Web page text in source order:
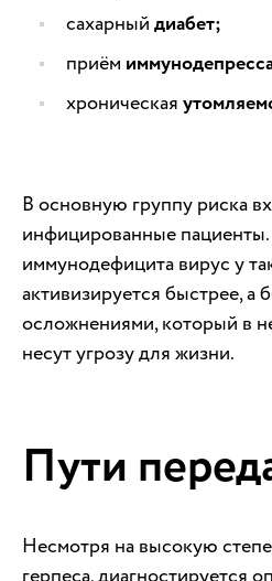
сахарный диабет;
приём
хроническая
В основную группу риска
инфицированные
иммунодефицита вирус у
активизируется быстрее, а
осложнениями, который в
несут угрозу для жизни.
Пути
Несмотря на высокую